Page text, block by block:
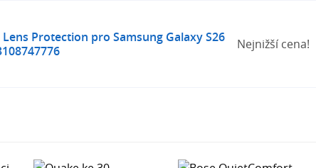
Protection pro Samsung Galaxy S26
Nejnižší cena!